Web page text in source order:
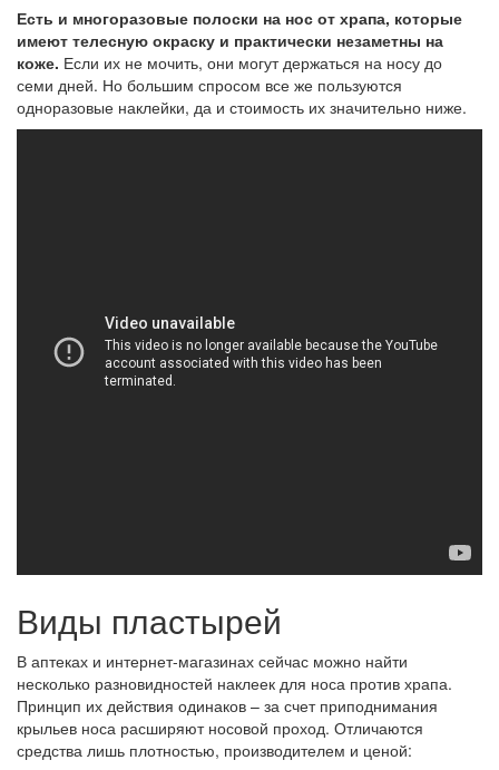
Есть и многоразовые полоски на нос от храпа, которые
имеют телесную окраску и практически незаметны на
коже. Если их не мочить, они могут держаться на носу до
семи дней. Но большим спросом все же пользуются
одноразовые наклейки, да и стоимость их значительно ниже.
Виды пластырей
В аптеках и интернет-магазинах сейчас можно найти
несколько разновидностей наклеек для носа против храпа.
Принцип их действия одинаков – за счет приподнимания
крыльев носа расширяют носовой проход. Отличаются
средства лишь плотностью, производителем и ценой: